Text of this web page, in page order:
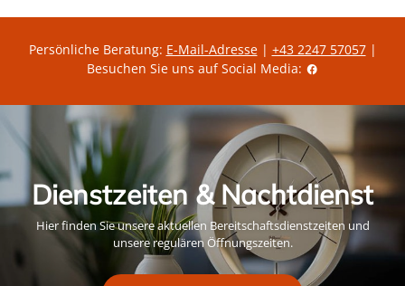
Persönliche Beratung: E-Mail-Adresse| +43 2247 57057|
Besuchen Sie uns auf Social Media:
Dienstzeiten & Nachtdienst
Hier finden Sie unsere aktuellen Bereitschaftsdienstzeiten und
unsere regulären Öffnungszeiten.